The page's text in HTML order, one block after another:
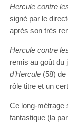
Hercule contre
signé par le
après son très
Hercule contre
remis au goût du
d’Hercule (58)
rôle titre et un
Ce long-métrage
fantastique (la